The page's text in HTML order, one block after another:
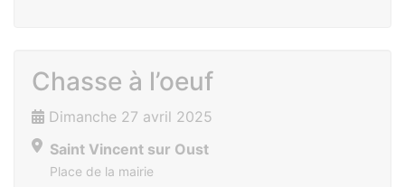
Chasse à l’oeuf
Dimanche 27 avril 2025
Saint Vincent sur Oust
Place de la mairie